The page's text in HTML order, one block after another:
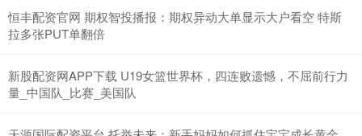
恒丰配资官网 期权智投播报：期权异动大单显示大户看空 特斯
拉多张PUT单翻倍
新股配资网APP下载 U19女篮世界杯，四连败遗憾，不屈前行力
量_中国队_比赛_美国队